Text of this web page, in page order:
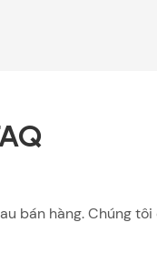
bán hàng. Chúng